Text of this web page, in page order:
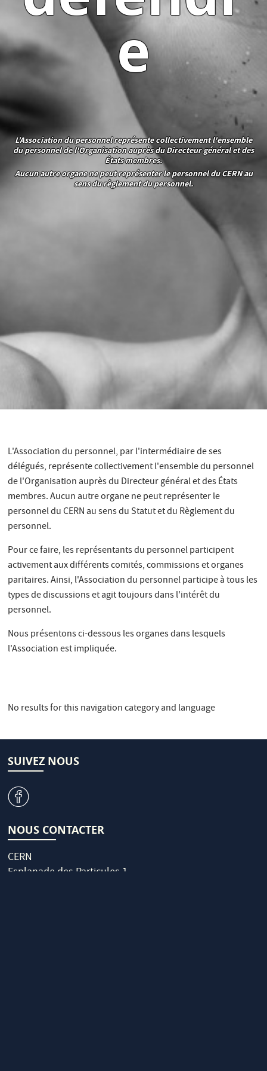
e
L'Association du personnel représente collectivement l'ensemble
du personnel de l'Organisation auprès du Directeur général et des
États membres.
Aucun autre organe ne peut représenter le personnel du CERN au
sens du règlement du personnel.
L'Association du personnel, par l'intermédiaire de ses
délégués, représente collectivement l'ensemble du personnel
de l'Organisation auprès du Directeur général et des États
membres. Aucun autre organe ne peut représenter le
personnel du CERN au sens du Statut et du Règlement du
personnel.
Pour ce faire, les représentants du personnel participent
activement aux différents comités, commissions et organes
paritaires. Ainsi, l'Association du personnel participe à tous les
types de discussions et agit toujours dans l'intérêt du
personnel.
Nous présentons ci-dessous les organes dans lesquels
l'Association est impliquée.
No results for this navigation category and language
SUIVEZ NOUS
v
NOUS CONTACTER
CERN
Esplanade des Particules 1